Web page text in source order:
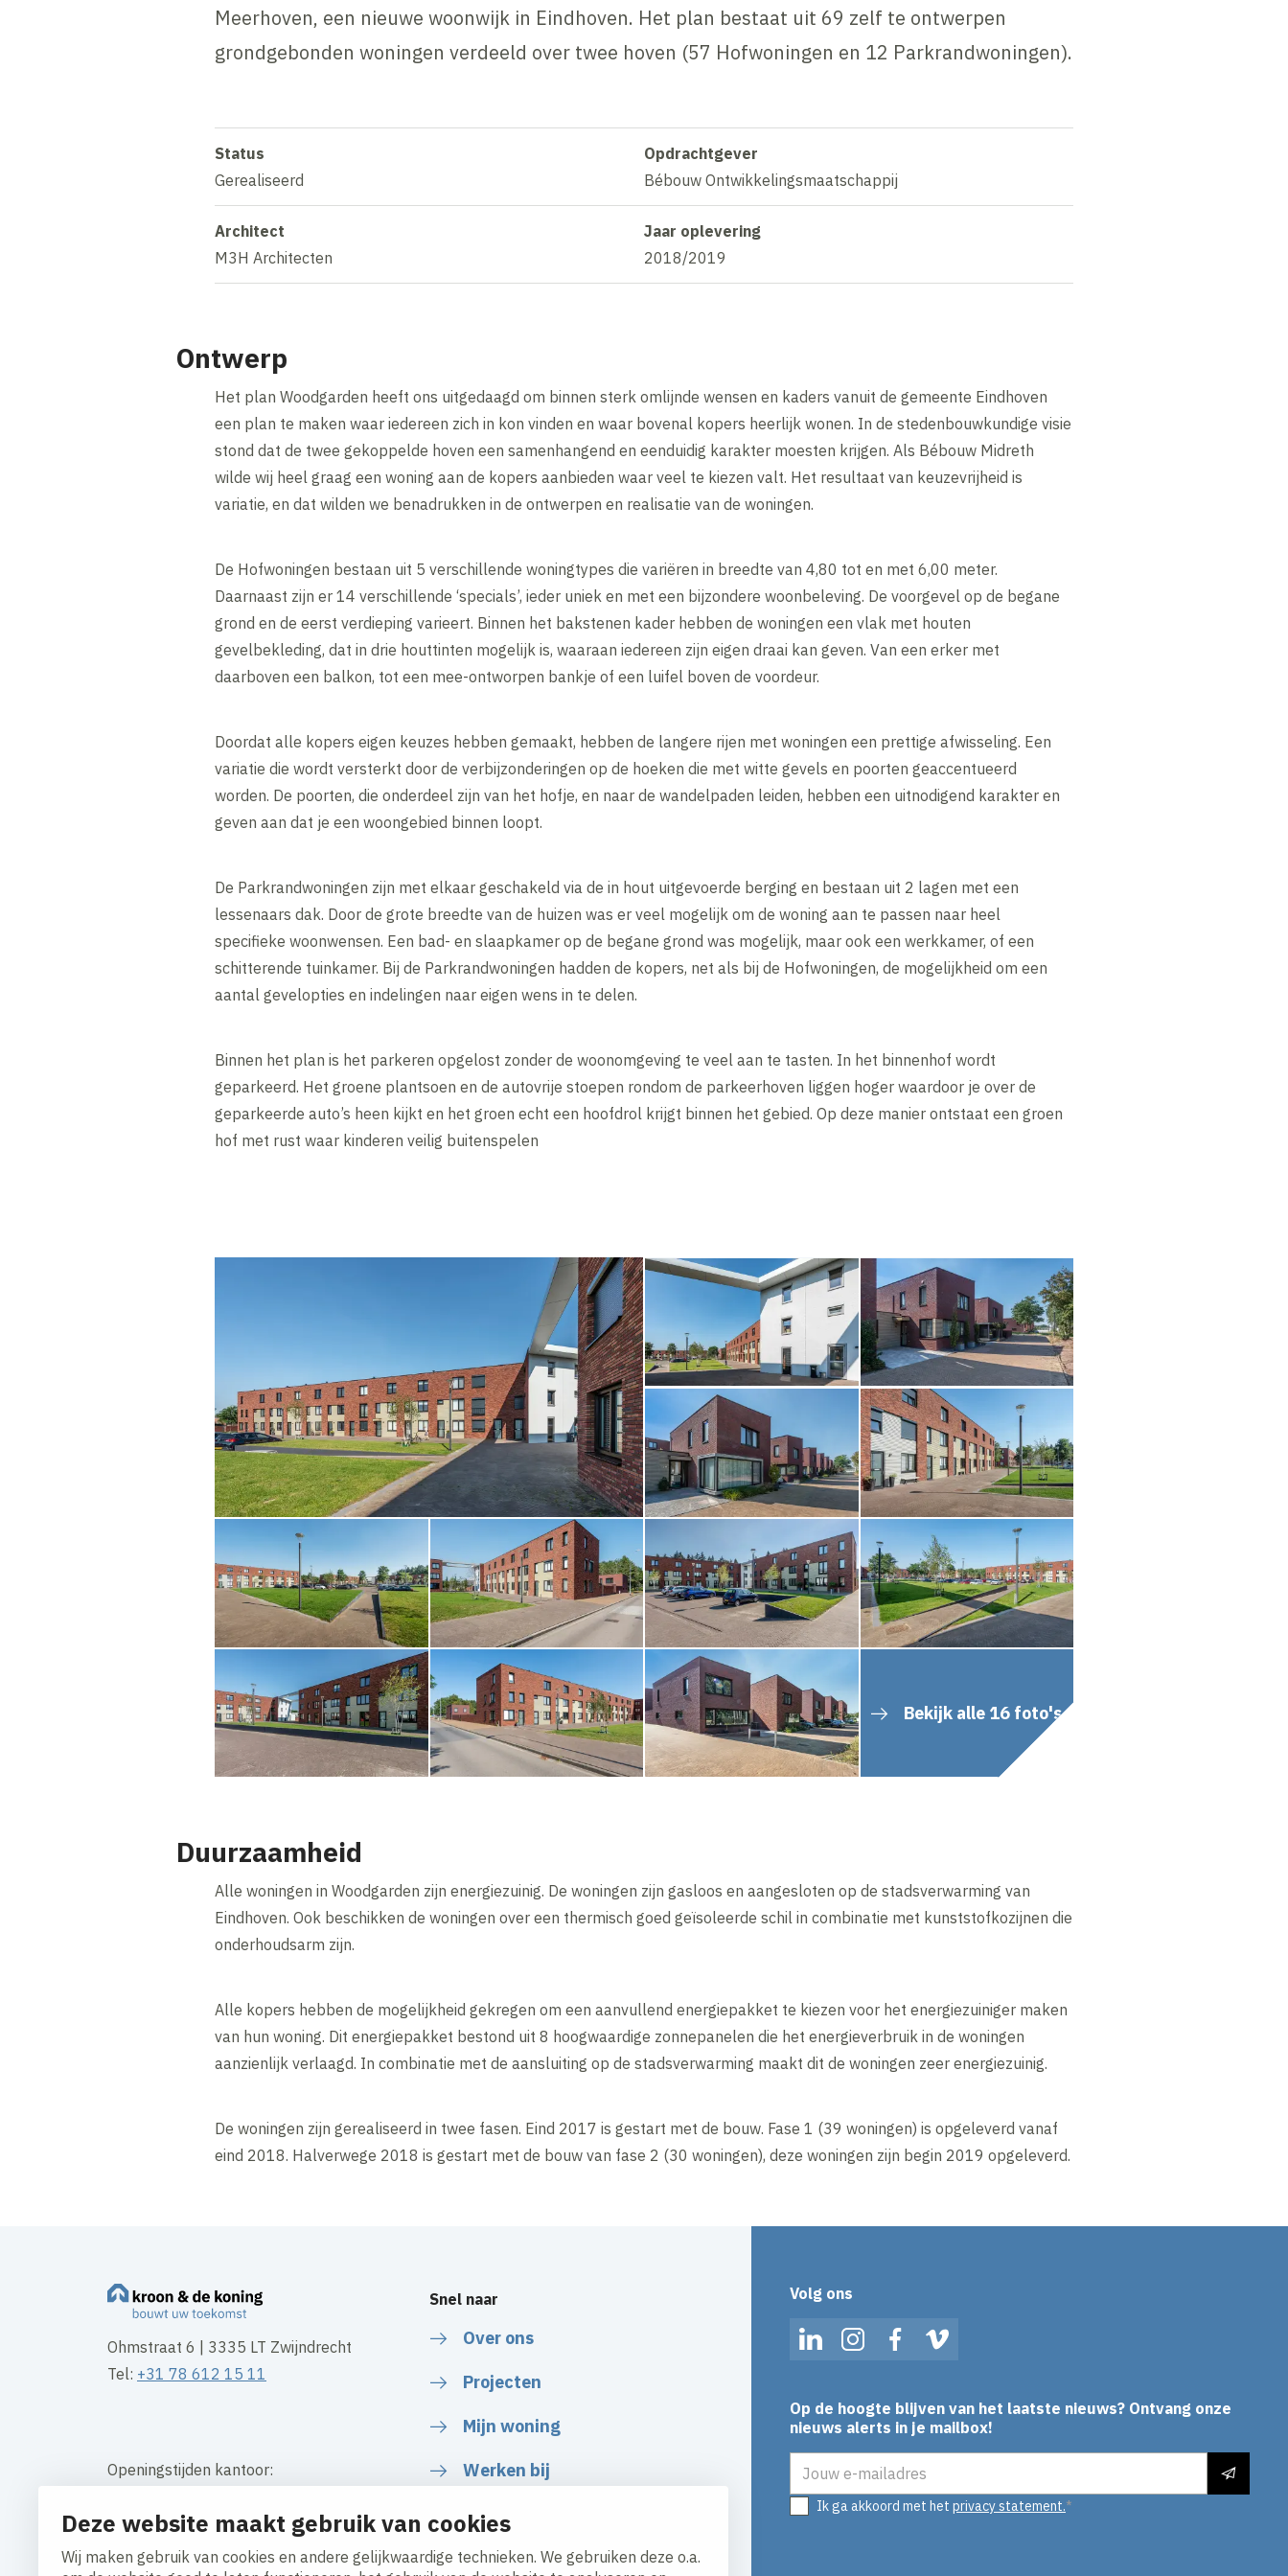
Deze website maakt gebruik van cookies
Wij maken gebruik van cookies en andere gelijkwaardige technieken. We gebruiken deze o.a.
Meerhoven, een nieuwe woonwijk in Eindhoven. Het plan bestaat uit 69 zelf te ontwerpen
grondgebonden woningen verdeeld over twee hoven (57 Hofwoningen en 12 Parkrandwoningen).
Status
Gerealiseerd
Opdrachtgever
Bébouw Ontwikkelingsmaatschappij
Architect
M3H Architecten
Jaar oplevering
2018/2019
Ontwerp
Het plan Woodgarden heeft ons uitgedaagd om binnen sterk omlijnde wensen en kaders vanuit de gemeente Eindhoven
een plan te maken waar iedereen zich in kon vinden en waar bovenal kopers heerlijk wonen. In de stedenbouwkundige visie
stond dat de twee gekoppelde hoven een samenhangend en eenduidig karakter moesten krijgen. Als Bébouw Midreth
wilde wij heel graag een woning aan de kopers aanbieden waar veel te kiezen valt. Het resultaat van keuzevrijheid is
variatie, en dat wilden we benadrukken in de ontwerpen en realisatie van de woningen.
De Hofwoningen bestaan uit 5 verschillende woningtypes die variëren in breedte van 4,80 tot en met 6,00 meter.
Daarnaast zijn er 14 verschillende ‘specials’, ieder uniek en met een bijzondere woonbeleving. De voorgevel op de begane
grond en de eerst verdieping varieert. Binnen het bakstenen kader hebben de woningen een vlak met houten
gevelbekleding, dat in drie houttinten mogelijk is, waaraan iedereen zijn eigen draai kan geven. Van een erker met
daarboven een balkon, tot een mee-ontworpen bankje of een luifel boven de voordeur.
Doordat alle kopers eigen keuzes hebben gemaakt, hebben de langere rijen met woningen een prettige afwisseling. Een
variatie die wordt versterkt door de verbijzonderingen op de hoeken die met witte gevels en poorten geaccentueerd
worden. De poorten, die onderdeel zijn van het hofje, en naar de wandelpaden leiden, hebben een uitnodigend karakter en
geven aan dat je een woongebied binnen loopt.
De Parkrandwoningen zijn met elkaar geschakeld via de in hout uitgevoerde berging en bestaan uit 2 lagen met een
lessenaars dak. Door de grote breedte van de huizen was er veel mogelijk om de woning aan te passen naar heel
specifieke woonwensen. Een bad- en slaapkamer op de begane grond was mogelijk, maar ook een werkkamer, of een
schitterende tuinkamer. Bij de Parkrandwoningen hadden de kopers, net als bij de Hofwoningen, de mogelijkheid om een
aantal gevelopties en indelingen naar eigen wens in te delen.
Binnen het plan is het parkeren opgelost zonder de woonomgeving te veel aan te tasten. In het binnenhof wordt
geparkeerd. Het groene plantsoen en de autovrije stoepen rondom de parkeerhoven liggen hoger waardoor je over de
geparkeerde auto’s heen kijkt en het groen echt een hoofdrol krijgt binnen het gebied. Op deze manier ontstaat een groen
hof met rust waar kinderen veilig buitenspelen
Bekijk alle 16 foto's
Duurzaamheid
Alle woningen in Woodgarden zijn energiezuinig. De woningen zijn gasloos en aangesloten op de stadsverwarming van
Eindhoven. Ook beschikken de woningen over een thermisch goed geïsoleerde schil in combinatie met kunststofkozijnen die
onderhoudsarm zijn.
Alle kopers hebben de mogelijkheid gekregen om een aanvullend energiepakket te kiezen voor het energiezuiniger maken
van hun woning. Dit energiepakket bestond uit 8 hoogwaardige zonnepanelen die het energieverbruik in de woningen
aanzienlijk verlaagd. In combinatie met de aansluiting op de stadsverwarming maakt dit de woningen zeer energiezuinig.
De woningen zijn gerealiseerd in twee fasen. Eind 2017 is gestart met de bouw. Fase 1 (39 woningen) is opgeleverd vanaf
eind 2018. Halverwege 2018 is gestart met de bouw van fase 2 (30 woningen), deze woningen zijn begin 2019 opgeleverd.
Ohmstraat 6 | 3335 LT Zwijndrecht
Tel: +31 78 612 15 11
Openingstijden kantoor:
Contact
Snel naar
Over ons
Projecten
Mijn woning
Werken bij
Naar het serviceformulier
Volg ons
LinkedInInstagramFacebookVimeo
Op de hoogte blijven van het laatste nieuws? Ontvang onze
nieuws alerts in je mailbox!
Ik ga akkoord met het privacy statement.